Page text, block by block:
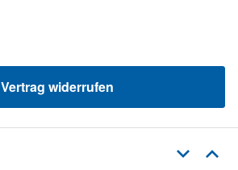
Vertrag widerrufen